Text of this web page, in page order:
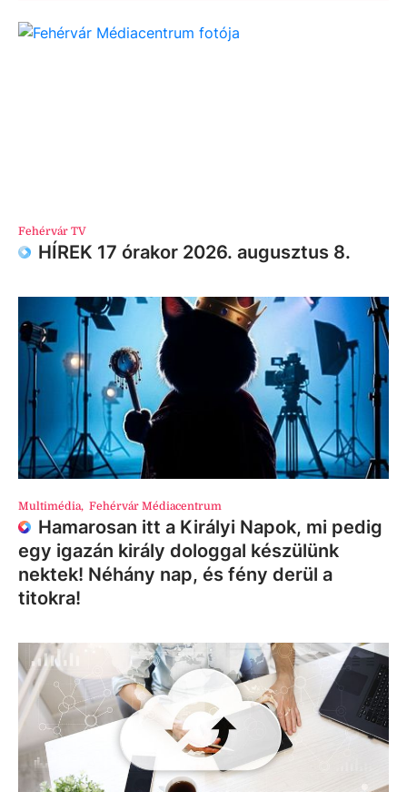
Fehérvár TV
HÍREK 17 órakor 2026. augusztus 8.
Multimédia, Fehérvár Médiacentrum
Hamarosan itt a Királyi Napok, mi pedig
egy igazán király dologgal készülünk
nektek! Néhány nap, és fény derül a
titokra!